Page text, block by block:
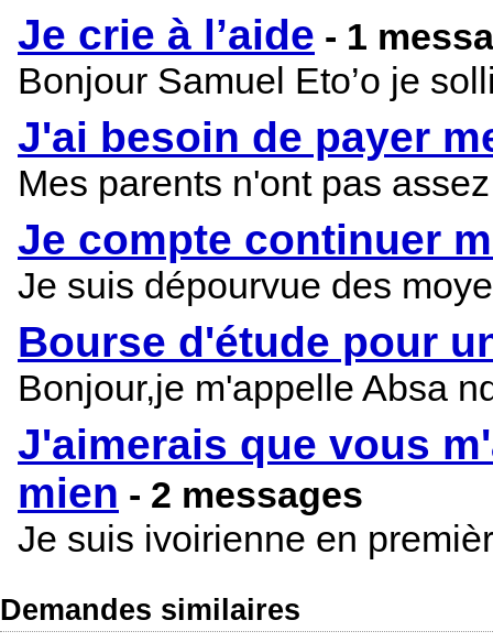
Je crie à l’aide - 1
Bonjour Samuel Eto’o je
J'ai besoin de payer
Mes parents n'ont pas
Je compte continuer
Je suis dépourvue des
Bourse d'étude pour
Bonjour,je m'appelle Absa
J'aimerais que vous
mien - 2 messages
Je suis ivoirienne en
Demandes similaires